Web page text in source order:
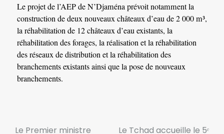
Le projet de l’AEP de N’Djaména prévoit notamment la
construction de deux nouveaux châteaux d’eau de 2 000 m³,
la réhabilitation de 12 châteaux d’eau existants, la
réhabilitation des forages, la réalisation et la réhabilitation
des réseaux de distribution et la réhabilitation des
branchements existants ainsi que la pose de nouveaux
branchements.
Le Premier ministre
Le Tchad accueille le 5ᵉ